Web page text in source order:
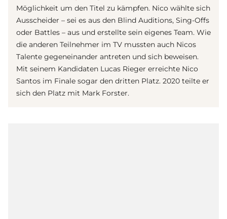
Möglichkeit um den Titel zu kämpfen. Nico wählte sich
Ausscheider – sei es aus den Blind Auditions, Sing-Offs
oder Battles – aus und erstellte sein eigenes Team. Wie
die anderen Teilnehmer im TV mussten auch Nicos
Talente gegeneinander antreten und sich beweisen.
Mit seinem Kandidaten Lucas Rieger erreichte Nico
Santos im Finale sogar den dritten Platz. 2020 teilte er
sich den Platz mit Mark Forster.